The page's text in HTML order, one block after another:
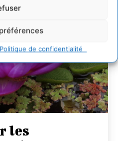
Politique de confidentialité
les